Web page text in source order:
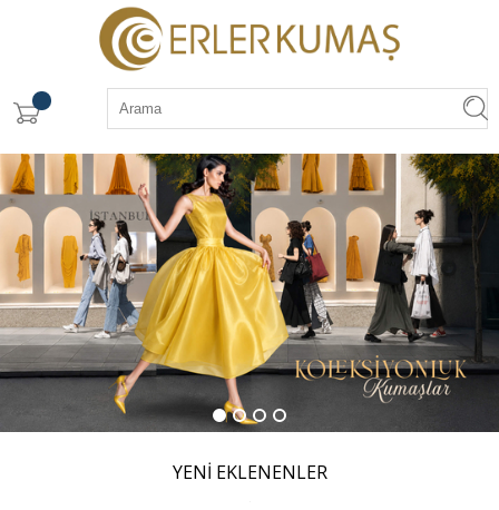
YENİ EKLENENLER